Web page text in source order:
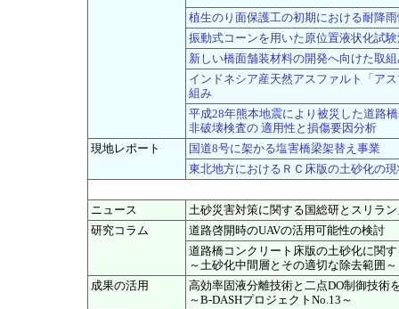
植生のり面保護工の初期における耐降
振動式コーンを用いた原位置液状化試
新しい橋面舗装材料の開発へ向けた取
インドネシア産天然アスファルト「ア
組み
平成28年熊本地震により被災した道路
非破壊検査の 適用性と損傷要因分析
現地レポート
国道8号に架かる塩害橋梁架替え事業
東北地方におけるＲＣ床版の土砂化の
ニュース
土砂災害対策に関する国総研とスリラ
研究コラム
道路啓開時のUAVの活用可能性の検討
道路橋コンクリート床版の土砂化に関
～土砂化中間層とその適切な除去範囲～
成果の活用
高効率固液分離技術と二点DO制御技術
～B-DASHプロジェクトNo.13～